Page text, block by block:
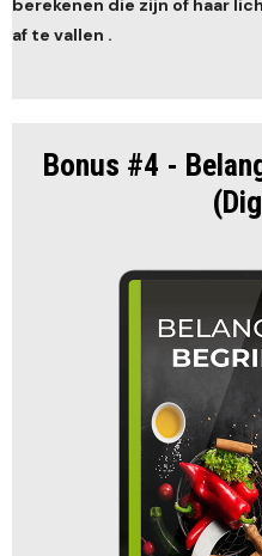
berekenen die zijn of haar
af te vallen .
Bonus #4 -